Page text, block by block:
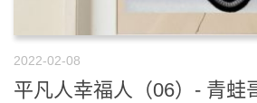
2022-02-08
平凡人幸福人（06）- 青蛙